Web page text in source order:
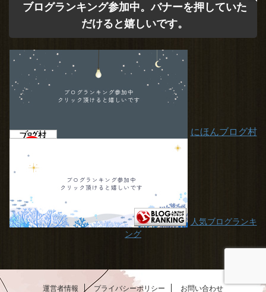
ブログランキング参加中。バナーを押していた
だけると嬉しいです。
にほんブログ村
人気ブログランキ
ング
運営者情報 プライバシーポリシー お問い合わせ